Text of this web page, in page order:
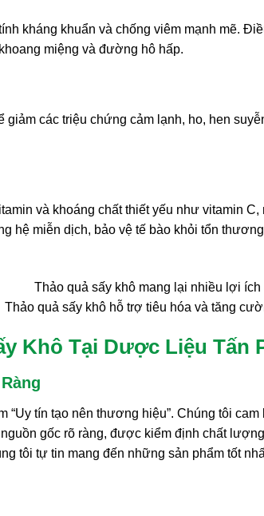
kháng khuẩn và chống viêm mạnh mẽ.
miệng và đường hô hấp.
các triệu chứng cảm lạnh, ho, hen
và khoáng chất thiết yếu như vitamin
hệ miễn dịch, bảo vệ tế bào khỏi tổn
Thảo quả sấy khô hỗ trợ tiêu hóa và tăng
Khô Tại Dược Liệu Tấn
tín tạo nên thương hiệu”. Chúng tôi cam
gốc rõ ràng, được kiểm định chất
tôi tự tin mang đến những sản phẩm tốt